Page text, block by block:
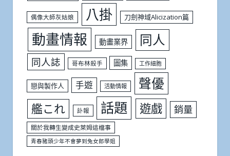
偶像大師灰姑娘 八掛 刀劍神域Alicization篇
動畫情報 動畫業界 同人
同人誌 哥布林殺手 圖集 工作細胞
戀與製作人 手遊 活動情報 聲優
艦これ 訃報 話題 遊戲 銷量
關於我轉生變成史萊姆這檔事
青春豬頭少年不會夢到兔女郎學姐